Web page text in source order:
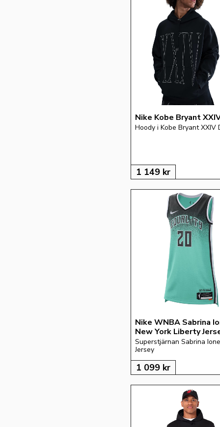
Nike Kobe Bryant
Hoody i Kobe Bryant XXIV
1 149 kr
Nike WNBA Sabrina
New York Liberty
Superstjärnan Sabrina
Jersey
1 099 kr